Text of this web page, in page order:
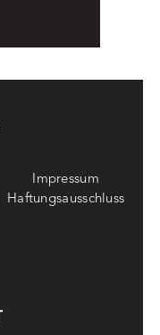
Impressum
Haftungsausschluss